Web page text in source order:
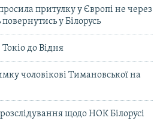
притулку у Європі не через
у Білорусь
до Відня
чоловікові Тимановської на
щодо НОК Білорусі